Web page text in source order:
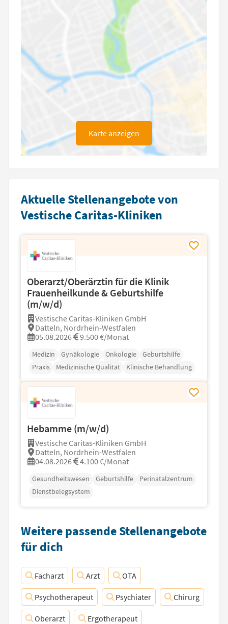
Karte anzeigen
Aktuelle Stellenangebote von
Vestische Caritas-Kliniken
Oberarzt/Oberärztin für die Klinik
Frauenheilkunde & Geburtshilfe
(m/w/d)
Vestische Caritas-Kliniken GmbH
Datteln, Nordrhein-Westfalen
05.08.2026
9.500 €/Monat
Medizin Gynäkologie Onkologie
Geburtshilfe
Praxis
Medizinische Qualität Klinische Behandlung
Hebamme (m/w/d)
Vestische Caritas-Kliniken GmbH
Datteln, Nordrhein-Westfalen
04.08.2026
4.100 €/Monat
Gesundheitswesen Geburtshilfe
Perinatalzentrum
Dienstbelegsystem
Weitere passende Stellenangebote
für dich
Facharzt Arzt OTA
Psychotherapeut Psychiater Chirurg
Oberarzt Ergotherapeut